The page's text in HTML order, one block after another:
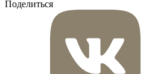
Поделиться